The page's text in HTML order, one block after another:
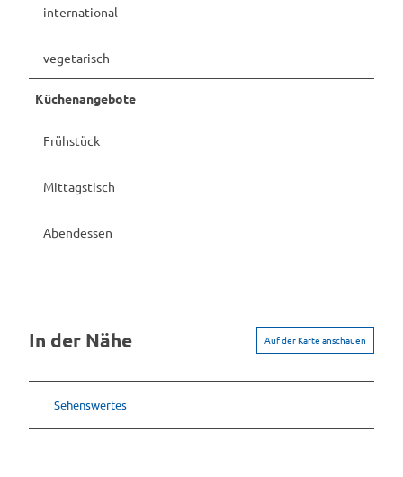
international
vegetarisch
Küchenangebote
Frühstück
Mittagstisch
Abendessen
In der Nähe Auf der Karte anschauen
Sehenswertes